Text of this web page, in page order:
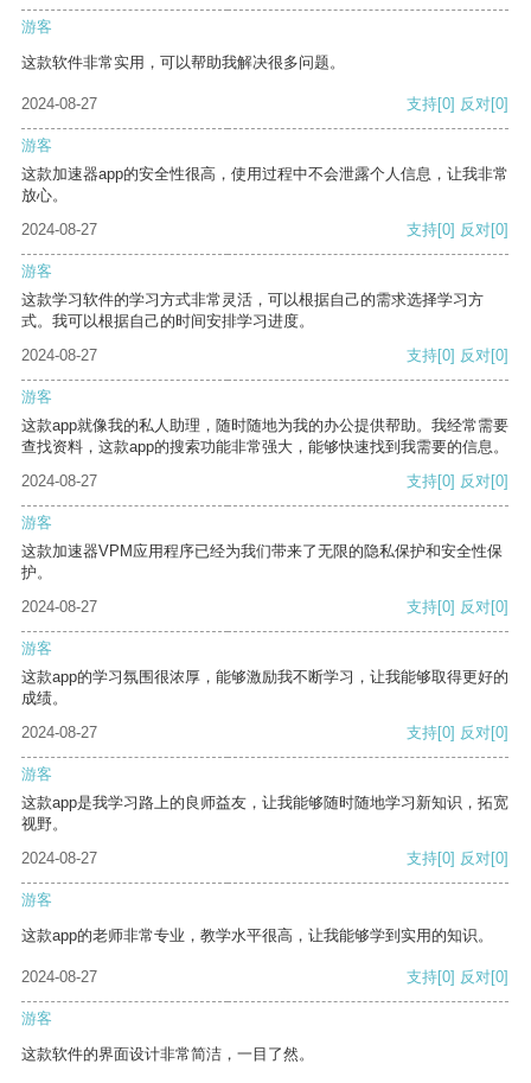
游客
这款软件非常实用，可以帮助我解决很多问题。
2024-08-27 支持[0] 反对[0]
游客
这款加速器app的安全性很高，使用过程中不会泄露个人信息，让我非常
放心。
2024-08-27
支持[0] 反对[0]
游客
这款学习软件的学习方式非常灵活，可以根据自己的需求选择学习方
式。我可以根据自己的时间安排学习进度。
2024-08-27
支持[0] 反对[0]
游客
这款app就像我的私人助理，随时随地为我的办公提供帮助。我经常需要
查找资料，这款app的搜索功能非常强大，能够快速找到我需要的信息。
2024-08-27
支持[0] 反对[0]
游客
这款加速器VPM应用程序已经为我们带来了无限的隐私保护和安全性保
护。
2024-08-27
支持[0] 反对[0]
游客
这款app的学习氛围很浓厚，能够激励我不断学习，让我能够取得更好的
成绩。
2024-08-27
支持[0] 反对[0]
游客
这款app是我学习路上的良师益友，让我能够随时随地学习新知识，拓宽
视野。
2024-08-27
支持[0] 反对[0]
游客
这款app的老师非常专业，教学水平很高，让我能够学到实用的知识。
2024-08-27 支持[0] 反对[0]
游客
这款软件的界面设计非常简洁，一目了然。